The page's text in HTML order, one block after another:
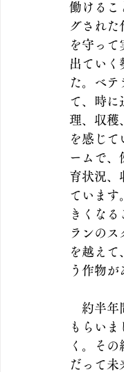
働けるこ
グされ
を守っ
出ていく
た。ベ
て、時に
理、収穫
を感じ
ームで、
育状況、
ています
きくな
ランの
を越え
う作物
約半年
もらい
く。そ
だって